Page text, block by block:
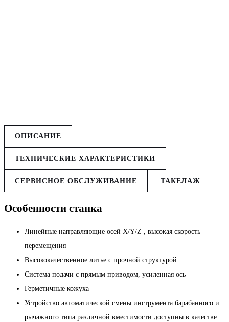
ОПИСАНИЕ
ТЕХНИЧЕСКИЕ ХАРАКТЕРИСТИКИ
СЕРВИСНОЕ ОБСЛУЖИВАНИЕ ТАКЕЛАЖ
Особенности станка
Линейные направляющие осей X/Y/Z , высокая скорость
перемещения
Высококачественное литье с прочной структурой
Система подачи с прямым приводом, усиленная ось
Герметичные кожуха
Устройство автоматической смены инструмента барабанного и
рычажного типа различной вместимости доступны в качестве